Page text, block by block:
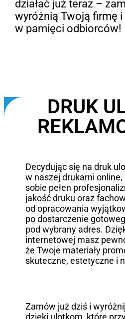
działać już teraz –
wyróżnią Twoją firmę
w pamięci odbiorców!
DRUK
Decydując się na druk
w naszej drukarni
sobie pełen
jakość druku oraz
od opracowania
po dostarczenie
pod wybrany adres.
internetowej masz
że Twoje materiały
skuteczne, estetyczne i
Zamów już dziś i
dzięki ulotkom, które